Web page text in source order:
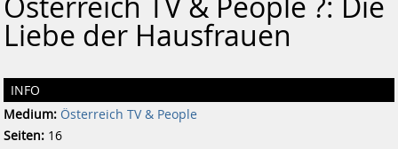
Liebe der Hausfrauen
INFO
Medium: Österreich TV & People
Seiten: 16